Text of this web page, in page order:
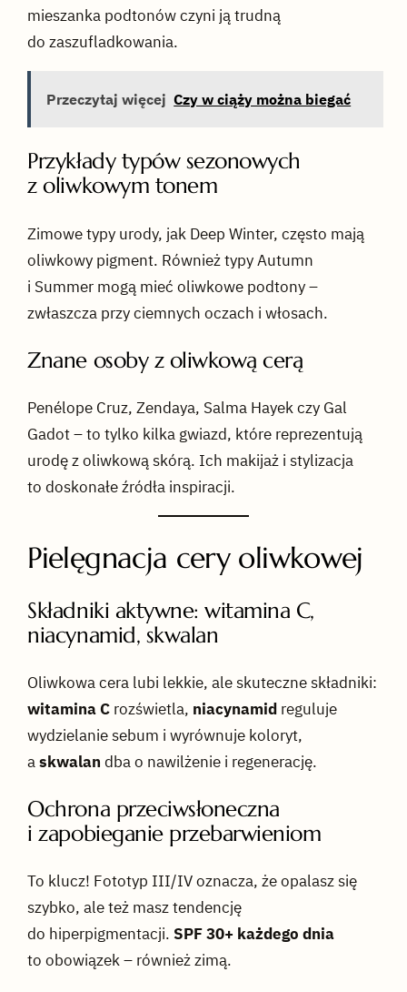
mieszanka podtonów czyni ją trudną
do zaszufladkowania.
Przeczytaj więcej Czy w ciąży można biegać
Przykłady typów sezonowych
z oliwkowym tonem
Zimowe typy urody, jak Deep Winter, często mają
oliwkowy pigment. Również typy Autumn
i Summer mogą mieć oliwkowe podtony –
zwłaszcza przy ciemnych oczach i włosach.
Znane osoby z oliwkową cerą
Penélope Cruz, Zendaya, Salma Hayek czy Gal
Gadot – to tylko kilka gwiazd, które reprezentują
urodę z oliwkową skórą. Ich makijaż i stylizacja
to doskonałe źródła inspiracji.
Pielęgnacja cery oliwkowej
Składniki aktywne: witamina C,
niacynamid, skwalan
Oliwkowa cera lubi lekkie, ale skuteczne składniki:
witamina C rozświetla, niacynamid reguluje
wydzielanie sebum i wyrównuje koloryt,
askwalan dba o nawilżenie i regenerację.
Ochrona przeciwsłoneczna
i zapobieganie przebarwieniom
To klucz! Fototyp III/IV oznacza, że opalasz się
szybko, ale też masz tendencję
do hiperpigmentacji.SPF 30+ każdego dnia
to obowiązek – również zimą.